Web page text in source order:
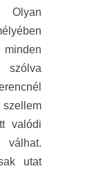
Olyan
szellem
valódi
válhat.
utat